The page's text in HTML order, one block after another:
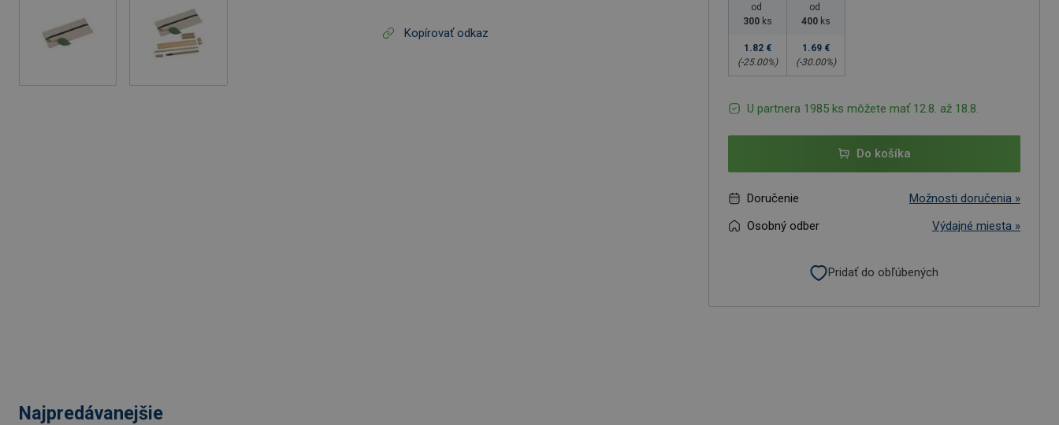
Kopírovať odkaz
od
300 ks
1.82 €
(-25.00%)
od
400 ks
1.69 €
(-30.00%)
U partnera 1985 ks môžete mať 12.8. až 18.8.
Do košíka
Doručenie
Možnosti doručenia »
Osobný odber
Výdajné miesta »
Pridať do obľúbených
Najpredávanejšie